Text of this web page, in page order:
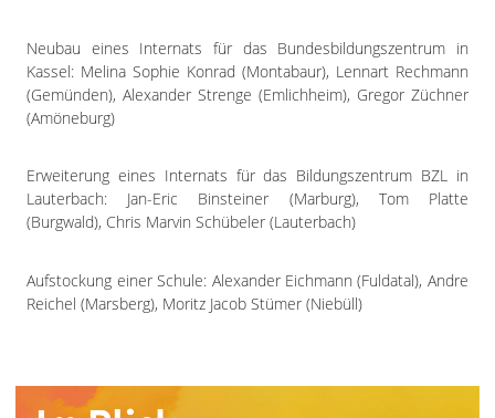
Neubau eines Internats für das Bundesbildungszentrum in
Kassel: Melina Sophie Konrad (Montabaur), Lennart Rechmann
(Gemünden), Alexander Strenge (Emlichheim), Gregor Züchner
(Amöneburg)
Erweiterung eines Internats für das Bildungszentrum BZL in
Lauterbach: Jan-Eric Binsteiner (Marburg), Tom Platte
(Burgwald), Chris Marvin Schübeler (Lauterbach)
Aufstockung einer Schule: Alexander Eichmann (Fuldatal), Andre
Reichel (Marsberg), Moritz Jacob Stümer (Niebüll)